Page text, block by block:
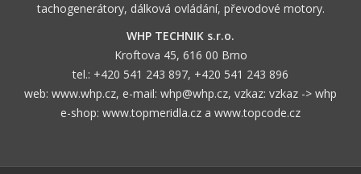
tachogenerátory, dálková ovládání, převodové motory.
WHP TECHNIK s.r.o.
Kroftova 45, 616 00 Brno
tel.: +420 541 243 897, +420 541 243 896
web: www.whp.cz, e-mail: whp@whp.cz, vzkaz: vzkaz -> whp
e-shop: www.topmeridla.cz a www.topcode.cz